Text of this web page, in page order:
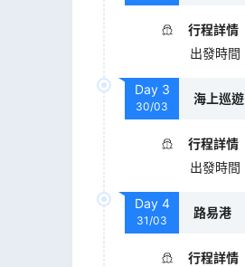
行程詳情
出發時間
Day 3
30/03
海上巡遊
行程詳情
出發時間
Day 4
31/03
路易港
行程詳情